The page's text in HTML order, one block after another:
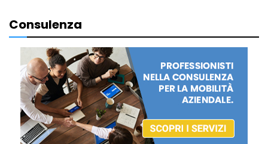
Consulenza